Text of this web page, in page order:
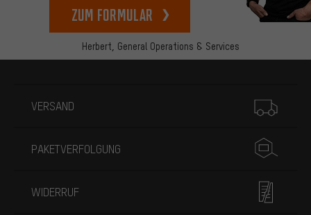
Herbert, General Operations & Services
zum Formular
VERSAND
PAKETVERFOLGUNG
WIDERRUF